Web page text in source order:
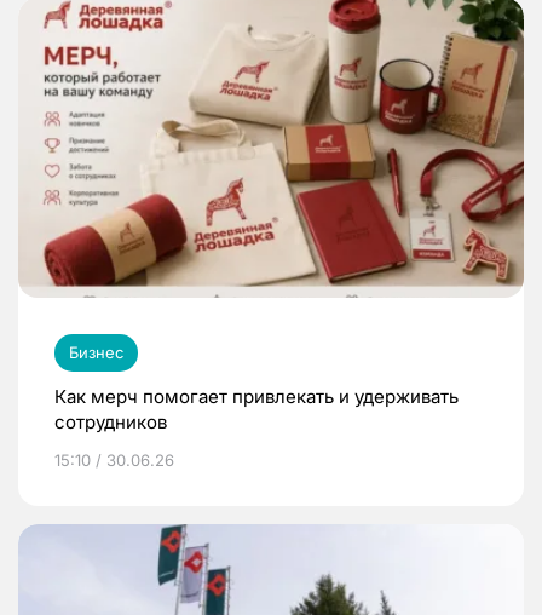
Бизнес
Как мерч помогает привлекать и удерживать
сотрудников
15:10 / 30.06.26